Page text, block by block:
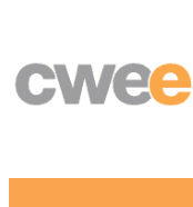
contenido
Centro de